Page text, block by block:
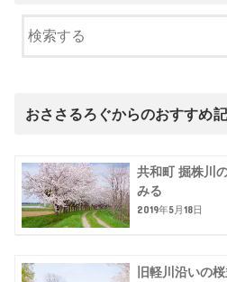
おささるろぐからのおすすめ
共和町 掘株川
みる
2019年5月18日
旧軽川沿いの